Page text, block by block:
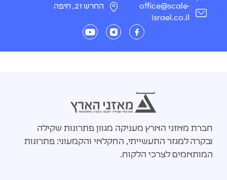
office@scale-
israel.co.il
החרש 21, חיפה
חברת מאזני הארץ מעניקה מגוון פתרונות שקילה
ובקרה למגזר התעשייתי, החקלאי והקמעוני: פתרונות
המותאמים לצרכי הלקוח.